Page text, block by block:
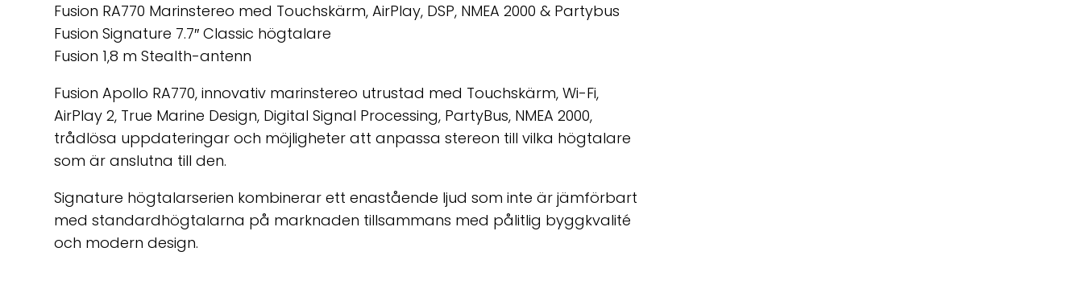
Fusion RA770 Marinstereo med Touchskärm, AirPlay, DSP, NMEA 2000 & Partybus
Fusion Signature 7.7″ Classic högtalare
Fusion 1,8 m Stealth-antenn
Fusion Apollo RA770, innovativ marinstereo utrustad med Touchskärm, Wi-Fi,
AirPlay 2, True Marine Design, Digital Signal Processing, PartyBus, NMEA 2000,
trådlösa uppdateringar och möjligheter att anpassa stereon till vilka högtalare
som är anslutna till den.
Signature högtalarserien kombinerar ett enastående ljud som inte är jämförbart
med standardhögtalarna på marknaden tillsammans med pålitlig byggkvalité
och modern design.